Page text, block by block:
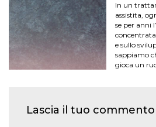
In un
assistita,
se per anni
e sullo
sappiamo
gioca un
Lascia il tuo commento